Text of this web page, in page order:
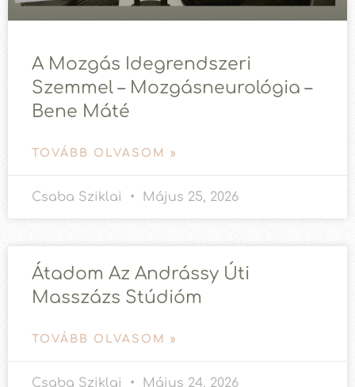
A Mozgás Idegrendszeri
Szemmel – Mozgásneurológia –
Bene Máté
TOVÁBB OLVASOM »
Csaba Sziklai Május 25, 2026
Átadom Az Andrássy Úti
Masszázs Stúdióm
TOVÁBB OLVASOM »
Csaba Sziklai Május 24, 2026